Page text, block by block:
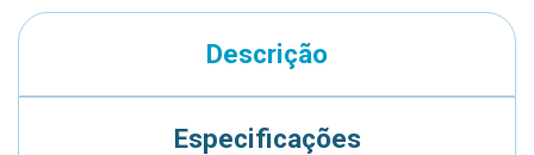
Descrição
Especificações